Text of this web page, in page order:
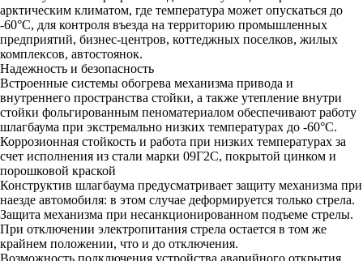
арктическим климатом, где температура может опускаться до
-60°С, для контроля въезда на территорию промышленных
предприятий, бизнес-центров, коттеджных поселков, жилых
комплексов, автостоянок.
Надежность и безопасность
Встроенные системы обогрева механизма привода и
внутреннего пространства стойки, а также утепление внутри
стойки фольгированным пеноматериалом обеспечивают работу
шлагбаума при экстремально низких температурах до -60°C.
Коррозионная стойкость и работа при низких температурах за
счет исполнения из стали марки 09Г2С, покрытой цинком и
порошковой краской
Конструктив шлагбаума предусматривает защиту механизма при
наезде автомобиля: в этом случае деформируется только стрела.
Защита механизма при несанкционированном подъеме стрелы.
При отключении электропитания стрела остается в том же
крайнем положении, что и до отключения.